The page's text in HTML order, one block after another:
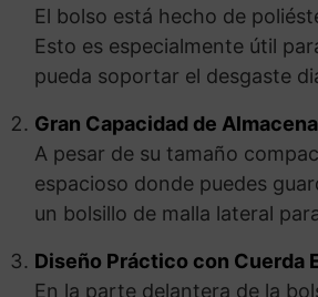
El bolso está hecho de
Esto es especialmente útil
pueda soportar el desgaste
Gran Capacidad de
A pesar de su tamaño
espacioso donde puedes
un bolsillo de malla lateral
Diseño Práctico con Cuerda
En la parte delantera de la